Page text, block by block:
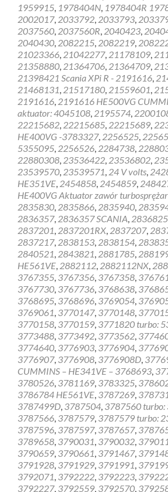
1959915, 1978404N, 1978404R
2002017, 2033792, 2033793,
2037560, 2037560R, 2040423,
2040430, 2082215, 2082219,
21023366, 21042277, 21178109,
21358880, 21364706, 21364709,
21398421 Scania XPi R - 2191616,
21468131, 21517180, 21559601,
2191616, 2191616 HE500VG
aktuator: 4045108, 2195574,
22215682, 22215685, 22215689,
HE400VG -3783327, 2256525,
5355095, 2256526, 2284738,
22880308, 23536422, 23536802,
23539570, 23539571, 24 V volts,
HE351VE, 2454858, 2454859,
HE400VG Aktuator zawór
2835830, 2835866, 2835940,
2836357, 2836357 SCANIA, 2836825
2837201, 2837201RX, 2837207,
2837217, 2838153, 2838154,
2840521, 2843821, 2881785,
HE561VE, 2882112, 2882112NX,
3767355, 3767356, 3767358,
3767730, 3767736, 3768638,
3768695, 3768696, 3769054,
3769061, 3770147, 3770148,
3770158, 3770159, 3771820 turbo:
3773488, 3773492, 3773562,
3774640, 3776903, 3776904,
3776907, 3776908, 3776908D,
CUMMINS – HE341VE – 3768693,
3780526, 3781169, 3783325,
3786784 HE561VE, 3787269,
3787499D, 3787504, 3787560
3787566, 3787579, 3787579 turbo:
3787596, 3787597, 3787657,
3789658, 3790031, 3790032,
3790659, 3790661, 3791467,
3791928, 3791929, 3791991,
3792071, 3792222, 3792223,
3792227, 3792559, 3792570,